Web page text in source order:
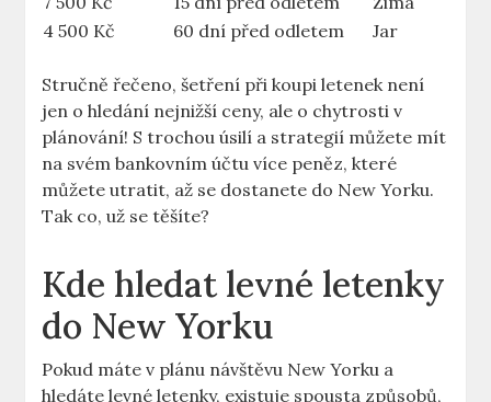
4 500 Kč
60 dní před odletem Jar
Stručně řečeno, šetření při koupi letenek není
jen o hledání nejnižší ceny, ale o chytrosti v
plánování! S trochou úsilí a strategií můžete mít
na svém bankovním účtu více peněz, které
můžete utratit, až se dostanete do New Yorku.
Tak co, už se těšíte?
Kde hledat levné letenky
do New Yorku
Pokud máte v plánu návštěvu New Yorku a
hledáte levné letenky, existuje spousta způsobů,